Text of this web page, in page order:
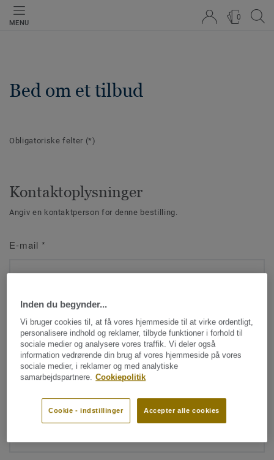
MENU
0
Bed om et tilbud
Obligatoriske felter (*)
Kontaktoplysninger
Angiv en kontaktperson for denne bestilling.
E-mail *
Navn*
Efternavn*
Inden du begynder...
Vi bruger cookies til, at få vores hjemmeside til at virke ordentligt,
personalisere indhold og reklamer, tilbyde funktioner i forhold til
sociale medier og analysere vores traffik. Vi deler også
information vedrørende din brug af vores hjemmeside på vores
sociale medier, i reklamer og med analytiske
samarbejdspartnere. Cookiepolitik
Accepter alle cookies
Cookie - indstillinger